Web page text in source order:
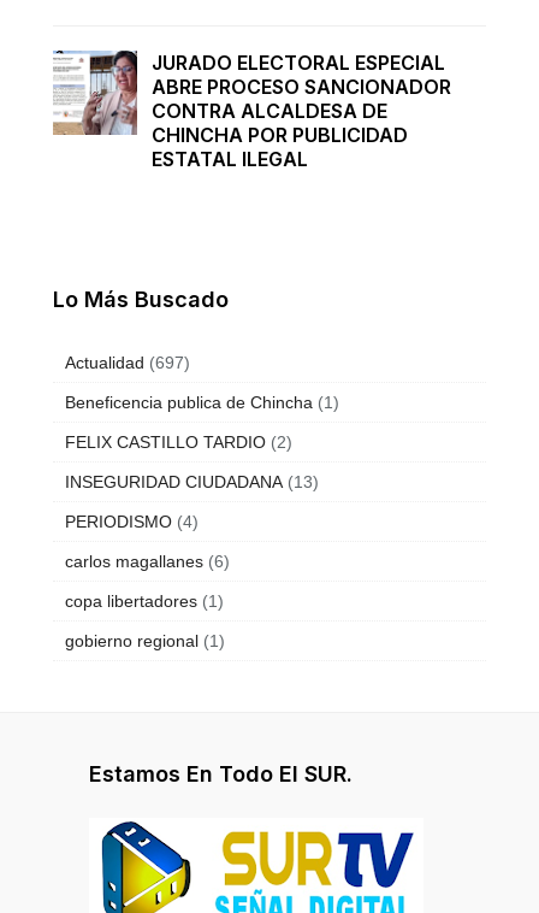
JURADO ELECTORAL ESPECIAL
ABRE PROCESO SANCIONADOR
CONTRA ALCALDESA DE
CHINCHA POR PUBLICIDAD
ESTATAL ILEGAL
Lo Más Buscado
Actualidad (697)
Beneficencia publica de Chincha (1)
FELIX CASTILLO TARDIO (2)
INSEGURIDAD CIUDADANA (13)
PERIODISMO (4)
carlos magallanes (6)
copa libertadores (1)
gobierno regional (1)
Estamos En Todo El SUR.